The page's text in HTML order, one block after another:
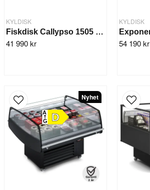
KYLDISK
Fiskdisk Callypso 1505 mm
41 990 kr
KYLDISK
54 190 kr
D
A
G
Nyhet